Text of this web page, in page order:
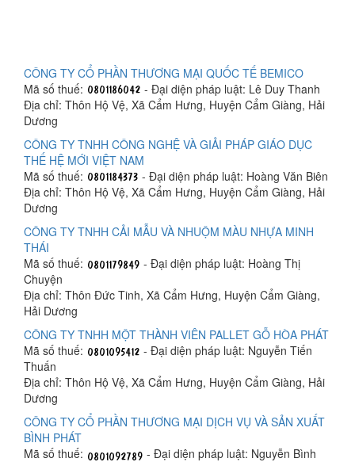
CÔNG TY CỔ PHẦN THƯƠNG MẠI QUỐC TẾ BEMICO
Mã số thuế:
- Đại diện pháp luật: Lê Duy Thanh
Địa chỉ: Thôn Hộ Vệ, Xã Cẩm Hưng, Huyện Cẩm Giàng, Hải
Dương
CÔNG TY TNHH CÔNG NGHỆ VÀ GIẢI PHÁP GIÁO DỤC
THẾ HỆ MỚI VIỆT NAM
Mã số thuế:
- Đại diện pháp luật: Hoàng Văn Biên
Địa chỉ: Thôn Hộ Vệ, Xã Cẩm Hưng, Huyện Cẩm Giàng, Hải
Dương
CÔNG TY TNHH CẢI MẪU VÀ NHUỘM MÀU NHỰA MINH
THÁI
Mã số thuế:
- Đại diện pháp luật: Hoàng Thị
Chuyện
Địa chỉ: Thôn Đức Tinh, Xã Cẩm Hưng, Huyện Cẩm Giàng,
Hải Dương
CÔNG TY TNHH MỘT THÀNH VIÊN PALLET GỖ HÒA PHÁT
Mã số thuế:
- Đại diện pháp luật: Nguyễn Tiến
Thuấn
Địa chỉ: Thôn Hộ Vệ, Xã Cẩm Hưng, Huyện Cẩm Giàng, Hải
Dương
CÔNG TY CỔ PHẦN THƯƠNG MẠI DỊCH VỤ VÀ SẢN XUẤT
BÌNH PHÁT
Mã số thuế:
- Đại diện pháp luật: Nguyễn Bình